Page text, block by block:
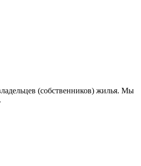
(собственников) жилья. Мы
.